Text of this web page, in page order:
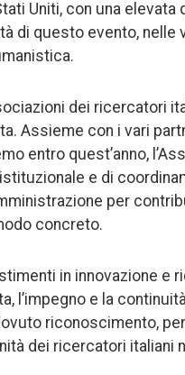
Uniti, con una elevata
di questo evento, nelle
dei ricercatori
Assieme con i vari
entro quest’anno,
e di
per
concreto.
in innovazione e
l’impegno e la
riconoscimento,
dei ricercatori italiani